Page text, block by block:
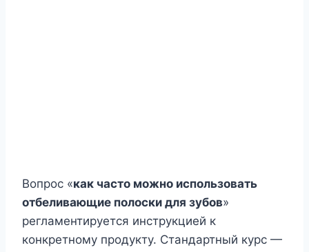
Вопрос «как часто можно использовать
отбеливающие полоски для зубов»
регламентируется инструкцией к
конкретному продукту. Стандартный курс —